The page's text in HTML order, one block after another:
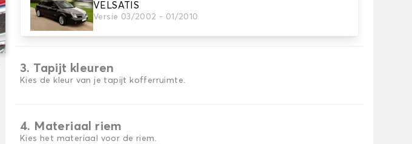
VELSATIS
Versie 03/2002 - 01/2010
2. Materiaal
Kies het materiaal van uw kofferbakmat
3. Tapijt kleuren
Kies de kleur van je tapijt kofferruimte.
4. Materiaal riem
Kies het materiaal voor de riem.